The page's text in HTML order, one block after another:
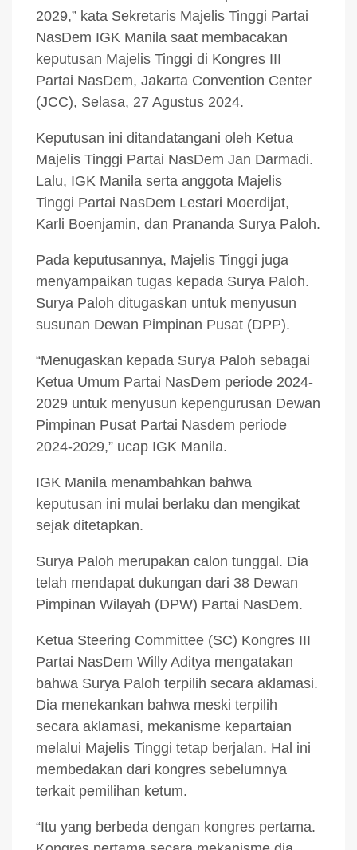
2029,” kata Sekretaris Majelis Tinggi Partai
NasDem IGK Manila saat membacakan
keputusan Majelis Tinggi di Kongres III
Partai NasDem, Jakarta Convention Center
(JCC), Selasa, 27 Agustus 2024.
Keputusan ini ditandatangani oleh Ketua
Majelis Tinggi Partai NasDem Jan Darmadi.
Lalu, IGK Manila serta anggota Majelis
Tinggi Partai NasDem Lestari Moerdijat,
Karli Boenjamin, dan Prananda Surya Paloh.
Pada keputusannya, Majelis Tinggi juga
menyampaikan tugas kepada Surya Paloh.
Surya Paloh ditugaskan untuk menyusun
susunan Dewan Pimpinan Pusat (DPP).
“Menugaskan kepada Surya Paloh sebagai
Ketua Umum Partai NasDem periode 2024-
2029 untuk menyusun kepengurusan Dewan
Pimpinan Pusat Partai Nasdem periode
2024-2029,” ucap IGK Manila.
IGK Manila menambahkan bahwa
keputusan ini mulai berlaku dan mengikat
sejak ditetapkan.
Surya Paloh merupakan calon tunggal. Dia
telah mendapat dukungan dari 38 Dewan
Pimpinan Wilayah (DPW) Partai NasDem.
Ketua Steering Committee (SC) Kongres III
Partai NasDem Willy Aditya mengatakan
bahwa Surya Paloh terpilih secara aklamasi.
Dia menekankan bahwa meski terpilih
secara aklamasi, mekanisme kepartaian
melalui Majelis Tinggi tetap berjalan. Hal ini
membedakan dari kongres sebelumnya
terkait pemilihan ketum.
“Itu yang berbeda dengan kongres pertama.